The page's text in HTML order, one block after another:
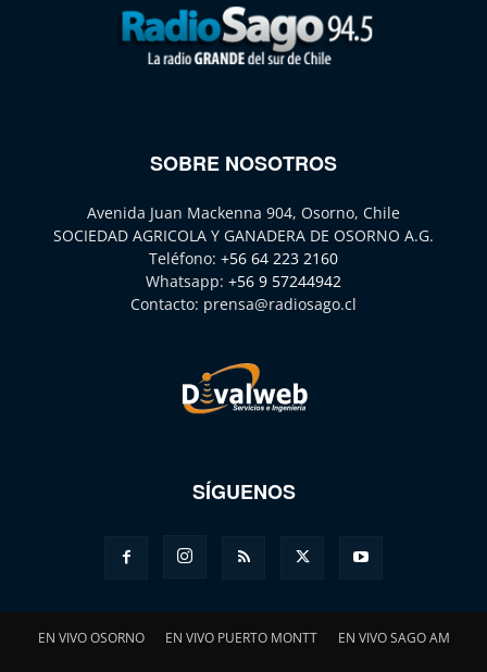
SOBRE NOSOTROS
Avenida Juan Mackenna 904, Osorno, Chile
SOCIEDAD AGRICOLA Y GANADERA DE OSORNO A.G.
Teléfono: +56 64 223 2160
Whatsapp: +56 9 57244942
Contacto: prensa@radiosago.cl
SÍGUENOS
EN VIVO OSORNO EN VIVO PUERTO MONTT EN VIVO SAGO AM